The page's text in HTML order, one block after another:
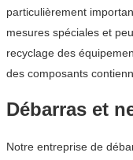
particulièrement
mesures spéciales et
recyclage des
des composants
Débarras et
Notre entreprise de